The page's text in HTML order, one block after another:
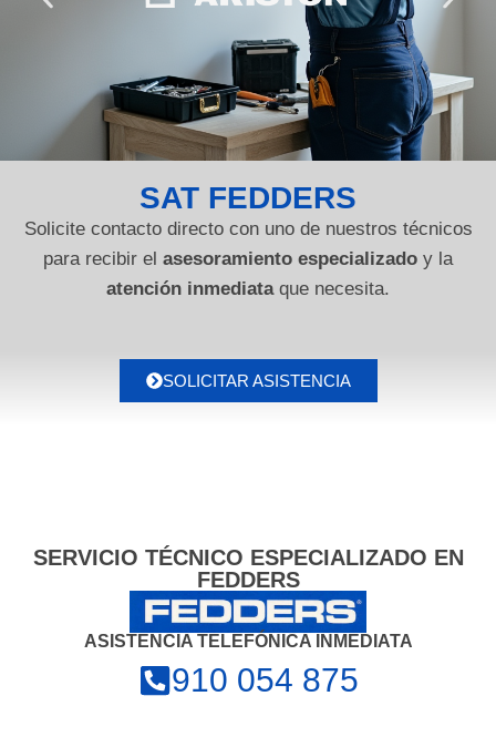
SAT FEDDERS
Solicite contacto directo con uno de nuestros técnicos
para recibir el asesoramiento especializado y la
atención inmediataque necesita.
SOLICITAR ASISTENCIA
SERVICIO TÉCNICO ESPECIALIZADO EN
FEDDERS
ASISTENCIA TELEFÓNICA INMEDIATA
910 054 875